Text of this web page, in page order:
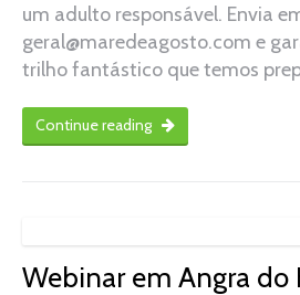
um adulto responsável. Envia
geral@maredeagosto.com e
trilho fantástico que temos
Continue reading
Webinar em Angra do